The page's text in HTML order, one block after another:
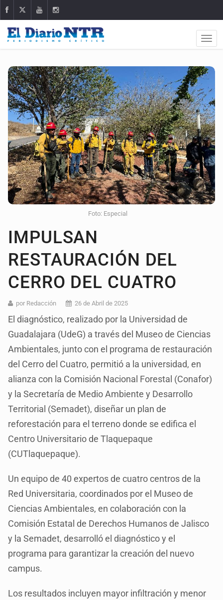
Foto: Especial
IMPULSAN
RESTAURACIÓN DEL
CERRO DEL CUATRO
por Redacción 26 de Abril de 2025
El diagnóstico, realizado por la Universidad de
Guadalajara (UdeG) a través del Museo de Ciencias
Ambientales, junto con el programa de restauración
del Cerro del Cuatro, permitió a la universidad, en
alianza con la Comisión Nacional Forestal (Conafor)
y la Secretaría de Medio Ambiente y Desarrollo
Territorial (Semadet), diseñar un plan de
reforestación para el terreno donde se edifica el
Centro Universitario de Tlaquepaque
(CUTlaquepaque).
Un equipo de 40 expertos de cuatro centros de la
Red Universitaria, coordinados por el Museo de
Ciencias Ambientales, en colaboración con la
Comisión Estatal de Derechos Humanos de Jalisco
y la Semadet, desarrolló el diagnóstico y el
programa para garantizar la creación del nuevo
campus.
Los resultados incluyen mayor infiltración y menor